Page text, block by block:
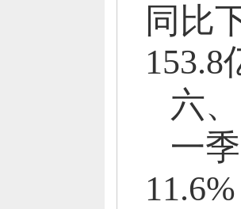
同比
153.8
六、
一